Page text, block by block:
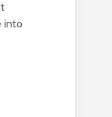
into